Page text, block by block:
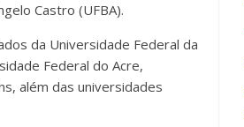
Castro (UFBA).
da Universidade Federal da
Federal do Acre,
além das universidades